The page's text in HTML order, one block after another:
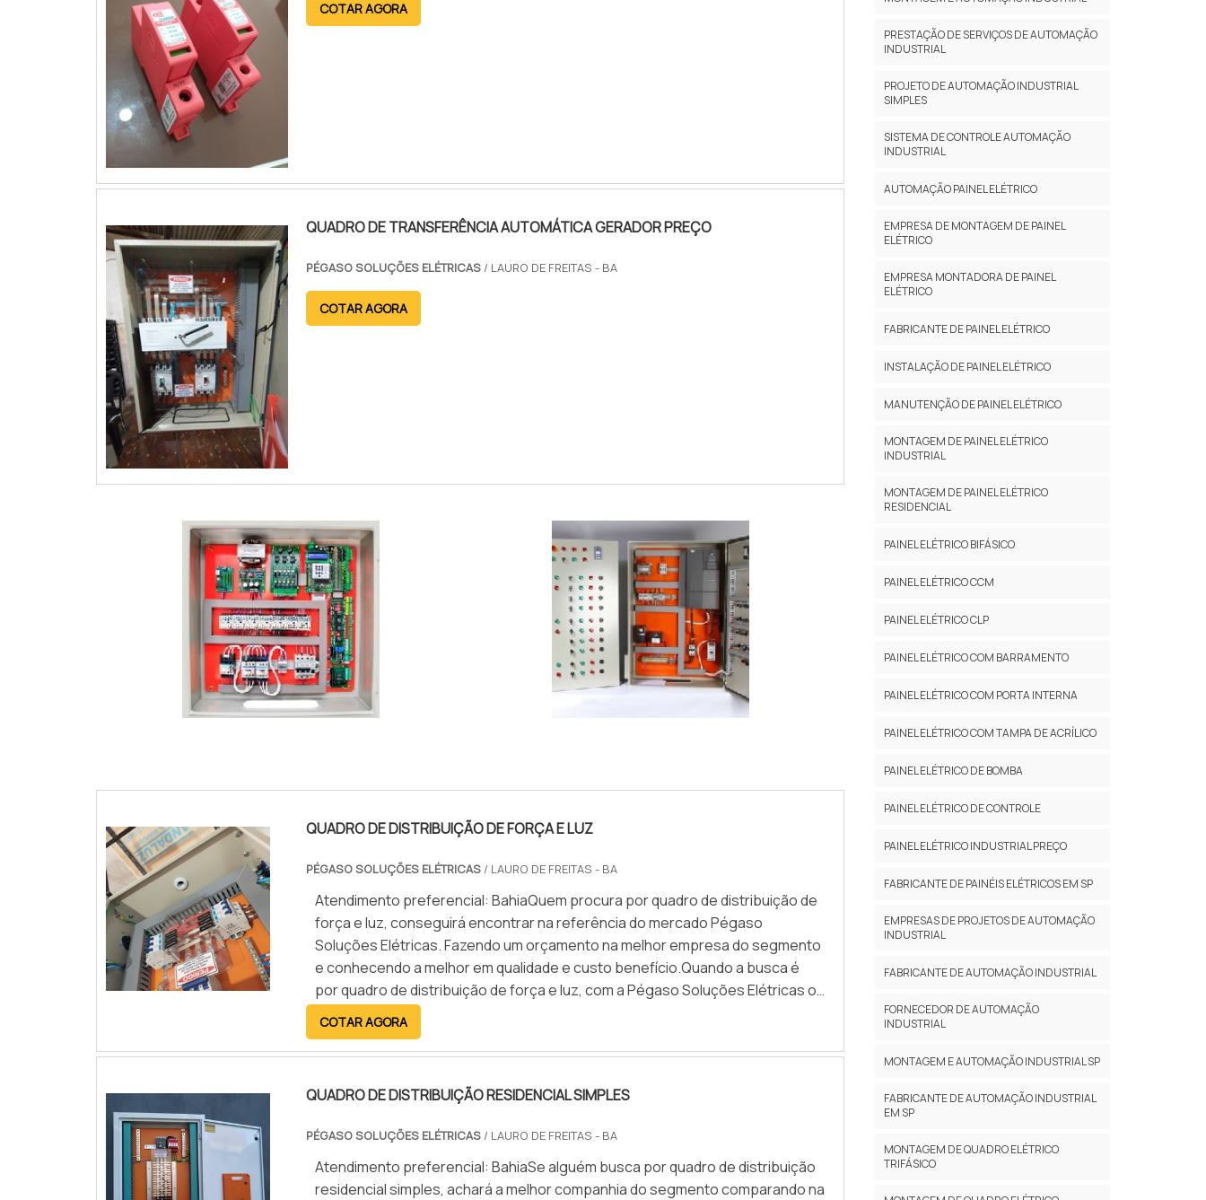
COTAR AGORA
QUADRO DE TRANSFERÊNCIA AUTOMÁTICA GERADOR PREÇO
PÉGASO SOLUÇÕES ELÉTRICAS / LAURO DE FREITAS - BA
COTAR AGORA
QUADRO DE DISTRIBUIÇÃO DE FORÇA E LUZ
PÉGASO SOLUÇÕES ELÉTRICAS/ LAURO DE FREITAS - BA
Atendimento preferencial: BahiaQuem procura por quadro de distribuição de
força e luz, conseguirá encontrar na referência do mercado Pégaso
Soluções Elétricas. Fazendo um orçamento na melhor empresa do segmento
e conhecendo a melhor em qualidade e custo benefício.Quando a busca é
por quadro de distribuição de força e luz, com a Pégaso Soluções Elétricas o
cliente poderá contar ótima qualidade com pagamento acessível.DETALHES
SOBRE QUADRO DE DISTRIBUIÇÃO DE FORÇA E LUZA Pégaso Soluções
Elétricas foca sua estratégia em oferecer aos clientes uma estrutura com
suficiente para atender todas as demandas, tudo pensando em quadro de
distribuição de força e luz com excelente custo-benefício.Há muitas
maneiras eficientes de uma empresa demonstrar competência, excelência e
destaque em sua área de atuação. A Pégaso Soluções Elétricas se mostra
referência por ter: Profissionais com vasta experiência na área de atuação;
COTAR AGORA
QUADRO DE DISTRIBUIÇÃO RESIDENCIAL SIMPLES
PÉGASO SOLUÇÕES ELÉTRICAS/ LAURO DE FREITAS - BA
Atendimento preferencial: BahiaSe alguém busca por quadro de distribuição
residencial simples, achará a melhor companhia do segmento comparando na
PRESTAÇÃO DE SERVIÇOS DE AUTOMAÇÃO
INDUSTRIAL
PROJETO DE AUTOMAÇÃO INDUSTRIAL
SIMPLES
SISTEMA DE CONTROLE AUTOMAÇÃO
INDUSTRIAL
AUTOMAÇÃO PAINEL ELÉTRICO
EMPRESA DE MONTAGEM DE PAINEL
ELÉTRICO
EMPRESA MONTADORA DE PAINEL
ELÉTRICO
FABRICANTE DE PAINEL ELÉTRICO
INSTALAÇÃO DE PAINEL ELÉTRICO
MANUTENÇÃO DE PAINEL ELÉTRICO
MONTAGEM DE PAINEL ELÉTRICO
INDUSTRIAL
MONTAGEM DE PAINEL ELÉTRICO
RESIDENCIAL
PAINEL ELÉTRICO BIFÁSICO
PAINEL ELÉTRICO CCM
PAINEL ELÉTRICO CLP
PAINEL ELÉTRICO COM BARRAMENTO
PAINEL ELÉTRICO COM PORTA INTERNA
PAINEL ELÉTRICO COM TAMPA DE ACRÍLICO
PAINEL ELÉTRICO DE BOMBA
PAINEL ELÉTRICO DE CONTROLE
PAINEL ELÉTRICO INDUSTRIAL PREÇO
FABRICANTE DE PAINÉIS ELÉTRICOS EM SP
EMPRESAS DE PROJETOS DE AUTOMAÇÃO
INDUSTRIAL
FABRICANTE DE AUTOMAÇÃO INDUSTRIAL
FORNECEDOR DE AUTOMAÇÃO
INDUSTRIAL
MONTAGEM E AUTOMAÇÃO INDUSTRIAL SP
FABRICANTE DE AUTOMAÇÃO INDUSTRIAL
EM SP
MONTAGEM DE QUADRO ELÉTRICO
TRIFÁSICO